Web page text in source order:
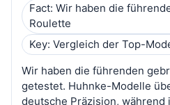
Fact: Wir haben die
Roulette
Key: Vergleich der Top-
Wir haben die führenden
getestet. Huhnke-Modelle
deutsche Präzision,